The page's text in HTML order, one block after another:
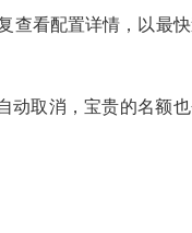
查看配置详情，以最
动取消，宝贵的名额